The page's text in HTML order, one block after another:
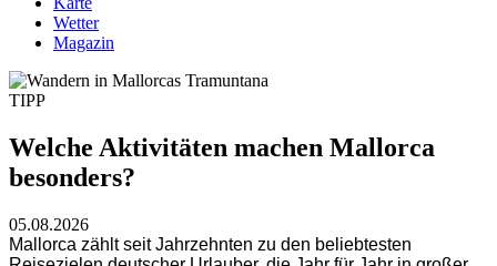
Wetter
Magazin
TIPP
Welche Aktivitäten machen Mallorca
besonders?
05.08.2026
Mallorca zählt seit Jahrzehnten zu den beliebtesten